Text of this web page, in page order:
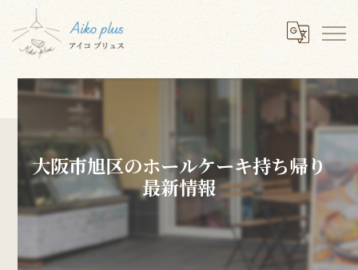
大阪市旭区のホールケーキ持ち帰り
最新情報